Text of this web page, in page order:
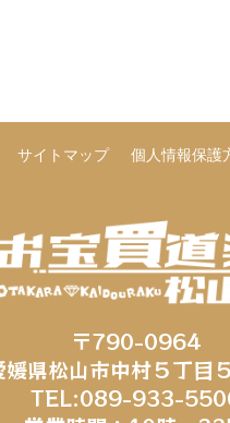
サイトマップ 個人情報保護
〒790-0964
媛県松山市中村５丁目
TEL:089-933-